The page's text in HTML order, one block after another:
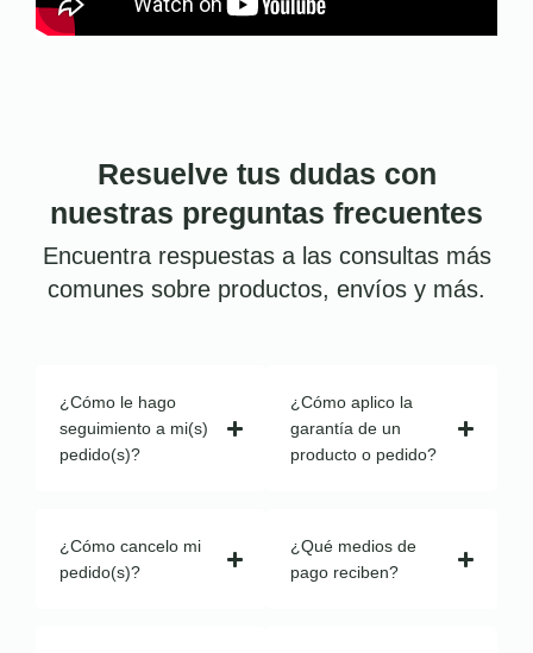
Resuelve tus dudas con
nuestras preguntas frecuentes
Encuentra respuestas a las consultas más
comunes sobre productos, envíos y más.
¿Cómo le hago
seguimiento a mi(s)
pedido(s)?
¿Cómo cancelo mi
pedido(s)?
¿Cómo aplico la
garantía de un
producto o pedido?
¿Qué medios de
pago reciben?